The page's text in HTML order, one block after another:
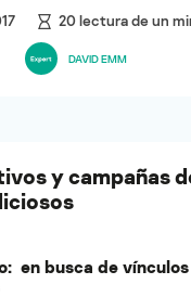
20lectura de un
DAVID EMM
y campañas
en busca de